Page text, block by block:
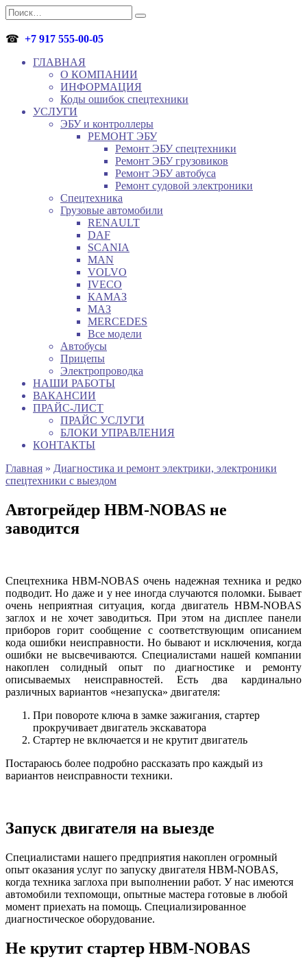
Перейти
к
содержанию
Search
for:
☎ +7 917 555-00-05
ГЛАВНАЯ
О КОМПАНИИ
ИНФОРМАЦИЯ
Коды ошибок спецтехники
УСЛУГИ
ЭБУ и контроллеры
РЕМОНТ ЭБУ
Ремонт ЭБУ спецтехники
Ремонт ЭБУ грузовиков
Ремонт ЭБУ автобуса
Ремонт судовой электроники
Спецтехника
Грузовые автомобили
RENAULT
DAF
SCANIA
MAN
VOLVO
IVECO
КАМАЗ
МАЗ
MERCEDES
Все модели
Автобусы
Прицепы
Электропроводка
НАШИ РАБОТЫ
ВАКАНСИИ
ПРАЙС-ЛИСТ
ПРАЙС УСЛУГИ
БЛОКИ УПРАВЛЕНИЯ
КОНТАКТЫ
Главная » Диагностика и ремонт электрики, электроники
спецтехники с выездом
Автогрейдер HBM-NOBAS не
заводится
Спецтехника HBM-NOBAS очень надежная техника и редко
подводит. Но даже и у нее иногда случаются поломки. Бывает
очень неприятная ситуация, когда двигатель HBM-NOBAS
заглох и не хочет заводиться. При этом на дисплее панели
приборов горит сообщение с соответствующим описанием
кода ошибки неисправности. Но бывают и исключения, когда
ошибки не высвечиваются. Специалистами нашей компании
накоплен солидный опыт по диагностике и ремонту
описываемых неисправностей. Есть два кардинально
различных вариантов «незапуска» двигателя:
При повороте ключа в замке зажигания, стартер
прокручивает двигатель экскаватора
Стартер не включается и не крутит двигатель
Постараюсь более подробно рассказать про каждый из
вариантов неисправности техники.
Запуск двигателя на выезде
Специалистами нашего предприятия накоплен огромный
опыт оказания услуг по запуску двигателя HBM-NOBAS,
когда техника заглоха при выполнении работ. У нас имеются
автомобили техпомощи, опытные мастера готовые в любой
момент приехать на помощь. Специализированное
диагностическое оборудование.
Не крутит стартер HBM-NOBAS